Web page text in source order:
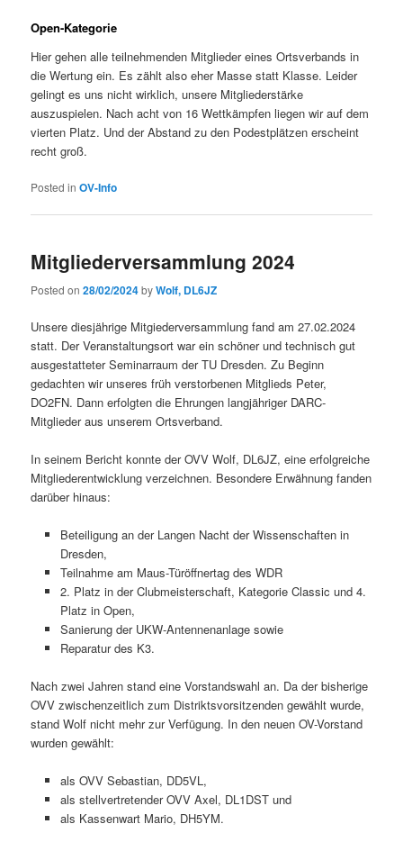
Open-Kategorie
Hier gehen alle teilnehmenden Mitglieder eines Ortsverbands in
die Wertung ein. Es zählt also eher Masse statt Klasse. Leider
gelingt es uns nicht wirklich, unsere Mitgliederstärke
auszuspielen. Nach acht von 16 Wettkämpfen liegen wir auf dem
vierten Platz. Und der Abstand zu den Podestplätzen erscheint
recht groß.
Posted in OV-Info
Mitgliederversammlung 2024
Posted on28/02/2024byWolf, DL6JZ
Unsere diesjährige Mitgiederversammlung fand am 27.02.2024
statt. Der Veranstaltungsort war ein schöner und technisch gut
ausgestatteter Seminarraum der TU Dresden. Zu Beginn
gedachten wir unseres früh verstorbenen Mitglieds Peter,
DO2FN. Dann erfolgten die Ehrungen langjähriger DARC-
Mitglieder aus unserem Ortsverband.
In seinem Bericht konnte der OVV Wolf, DL6JZ, eine erfolgreiche
Mitgliederentwicklung verzeichnen. Besondere Erwähnung fanden
darüber hinaus:
Beteiligung an der Langen Nacht der Wissenschaften in
Dresden,
Teilnahme am Maus-Türöffnertag des WDR
2. Platz in der Clubmeisterschaft, Kategorie Classic und 4.
Platz in Open,
Sanierung der UKW-Antennenanlage sowie
Reparatur des K3.
Nach zwei Jahren stand eine Vorstandswahl an. Da der bisherige
OVV zwischenzeitlich zum Distriktsvorsitzenden gewählt wurde,
stand Wolf nicht mehr zur Verfügung. In den neuen OV-Vorstand
wurden gewählt:
als OVV Sebastian, DD5VL,
als stellvertretender OVV Axel, DL1DST und
als Kassenwart Mario, DH5YM.